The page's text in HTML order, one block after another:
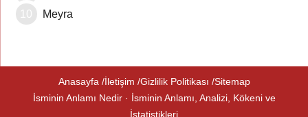
Meyra
Anasayfa İletişim Gizlilik Politikası Sitemap
İsminin Anlamı Nedir · İsminin Anlamı, Analizi, Kökeni ve
İstatistikleri